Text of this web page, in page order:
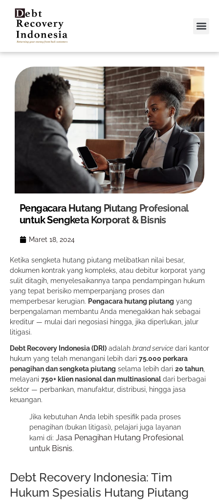
Pengacara Hutang Piutang Profesional
untuk Sengketa Korporat & Bisnis
Maret 18, 2024
Ketika sengketa hutang piutang melibatkan nilai besar,
dokumen kontrak yang kompleks, atau debitur korporat yang
sulit ditagih, menyelesaikannya tanpa pendampingan hukum
yang tepat berisiko memperpanjang proses dan
memperbesar kerugian. Pengacara hutang piutang yang
berpengalaman membantu Anda menegakkan hak sebagai
kreditur — mulai dari negosiasi hingga, jika diperlukan, jalur
litigasi.
Debt Recovery Indonesia (DRI) adalah brand service dari kantor
hukum yang telah menangani lebih dari 75.000 perkara
penagihan dan sengketa piutang selama lebih dari 20 tahun
melayani 750+ klien nasional dan multinasionaldari berbagai
sektor — perbankan, manufaktur, distribusi, hingga jasa
keuangan.
Jika kebutuhan Anda lebih spesifik pada proses
penagihan (bukan litigasi), pelajari juga layanan
kami di: Jasa Penagihan Hutang Profesional
untuk Bisnis.
Debt Recovery Indonesia: Tim
Hukum Spesialis Hutang Piutang